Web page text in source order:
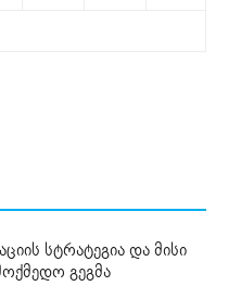
სტრატეგია და მისი
გეგმა